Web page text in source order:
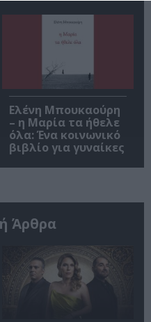
Ελένη Μπουκαούρη
– η Μαρία τα ήθελε
όλα: Ένα κοινωνικό
βιβλίο για γυναίκες
Άρθρα